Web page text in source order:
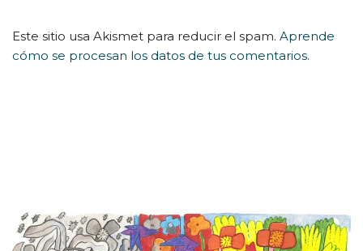
Este sitio usa Akismet para reducir el spam. Aprende
cómo se procesan los datos de tus comentarios.